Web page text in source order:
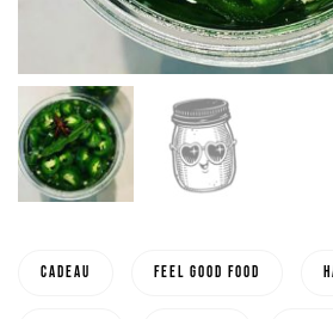
cadeau feel good food